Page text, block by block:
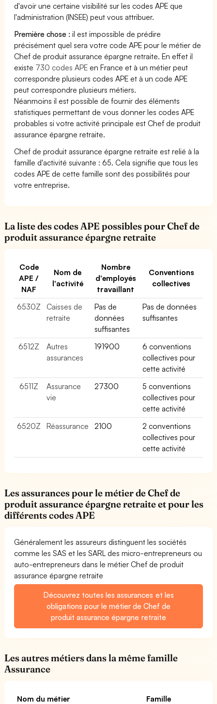
d'avoir une certaine visibilité sur les codes APE que
l'administration (INSEE) peut vous attribuer.
Première chose : il est impossible de prédire
précisément quel sera votre code APE pour le métier de
Chef de produit assurance épargne retraite. En effet il
existe 730 codes APE en France et à un métier peut
correspondre plusieurs codes APE et à un code APE
peut correspondre plusieurs métiers.
Néanmoins il est possible de fournir des éléments
statistiques permettant de vous donner les codes APE
probables si votre activité principale est Chef de produit
assurance épargne retraite.
Chef de produit assurance épargne retraite est relié à la
famille d'activité suivante : 65. Cela signifie que tous les
codes APE de cette famille sont des possibilités pour
votre entreprise.
La liste des codes APE possibles pour Chef de
produit assurance épargne retraite
Code
APE /
NAF
Nom de
l'activité
Nombre
d'employés
travaillant
Conventions
collectives
6530Z
Caisses de
retraite
Pas de
données
suffisantes
Pas de données
suffisantes
6512Z
Autres
assurances
191900
6 conventions
collectives pour
cette activité
6511Z
Assurance
vie
27300
5 conventions
collectives pour
cette activité
6520Z
Réassurance 2100
2 conventions
collectives pour
cette activité
Les assurances pour le métier de Chef de
produit assurance épargne retraite et pour les
différents codes APE
Généralement les assureurs distinguent les sociétés
comme les SAS et les SARL des micro-entrepreneurs ou
auto-entrepreneurs dans le métier Chef de produit
assurance épargne retraite
Découvrez toutes les assurances et les
obligations pour le métier de Chef de
produit assurance épargne retraite
Les autres métiers dans la même famille
Assurance
Nom du métier Famille